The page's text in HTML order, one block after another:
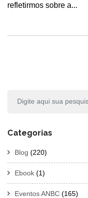
refletirmos sobre a...
Categorias
Blog (220)
Ebook (1)
Eventos ANBC (165)